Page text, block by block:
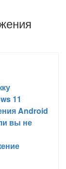
11
Android
вы не